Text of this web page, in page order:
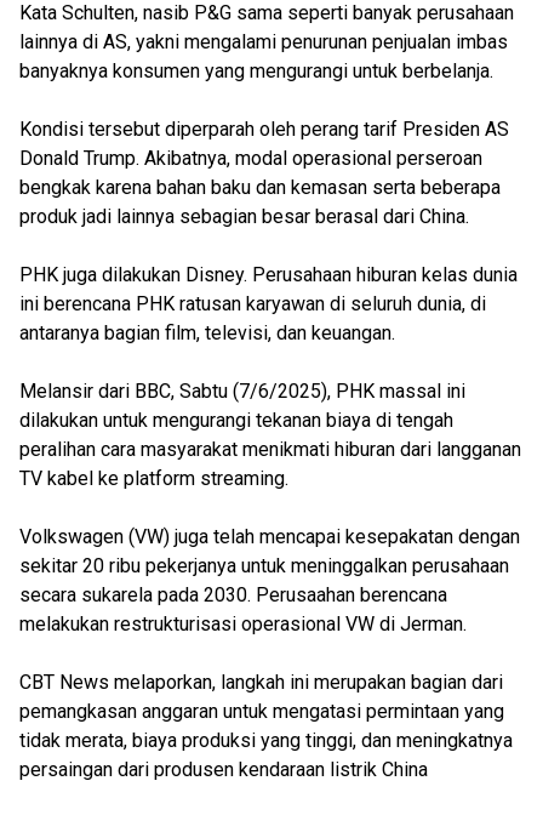
Kata Schulten, nasib P&G sama seperti banyak perusahaan
lainnya di AS, yakni mengalami penurunan penjualan imbas
banyaknya konsumen yang mengurangi untuk berbelanja.
Kondisi tersebut diperparah oleh perang tarif Presiden AS
Donald Trump. Akibatnya, modal operasional perseroan
bengkak karena bahan baku dan kemasan serta beberapa
produk jadi lainnya sebagian besar berasal dari China.
PHK juga dilakukan Disney. Perusahaan hiburan kelas dunia
ini berencana PHK ratusan karyawan di seluruh dunia, di
antaranya bagian film, televisi, dan keuangan.
Melansir dari BBC, Sabtu (7/6/2025), PHK massal ini
dilakukan untuk mengurangi tekanan biaya di tengah
peralihan cara masyarakat menikmati hiburan dari langganan
TV kabel ke platform streaming.
Volkswagen (VW) juga telah mencapai kesepakatan dengan
sekitar 20 ribu pekerjanya untuk meninggalkan perusahaan
secara sukarela pada 2030. Perusaahan berencana
melakukan restrukturisasi operasional VW di Jerman.
CBT News melaporkan, langkah ini merupakan bagian dari
pemangkasan anggaran untuk mengatasi permintaan yang
tidak merata, biaya produksi yang tinggi, dan meningkatnya
persaingan dari produsen kendaraan listrik China